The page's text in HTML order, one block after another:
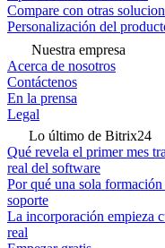
Compare con otras
Personalización del
Nuestra empresa
Acerca de nosotros
Contáctenos
En la prensa
Legal
Lo último de Bitrix24
Qué revela el primer mes
real del software
Por qué una sola
soporte
La incorporación empieza
real